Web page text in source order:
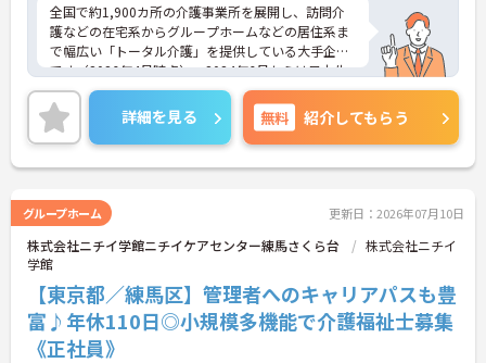
全国で約1,900カ所の介護事業所を展開し、訪問介
護などの在宅系からグループホームなどの居住系ま
で幅広い「トータル介護」を提供している大手企業
です（2026年4月時点）。2024年6月からは日本生
命グループの一員となり、さらに安定した経営基盤
のもとでお客様に安心をお届けしています。職員一
人ひとりの「働きやすさ」と「キャリア」を大切に
する社風が特徴です。福利厚生が非常に充実してお
り、10歳～18歳のお子様を持つ方への「子ども手
「保育利用手当」など、仕事と子育ての両立を強力
にバックアップしています。 また、資格取得を目指
せる支援制度（会社負担やキャッシュバック）が整
っており、スキルアップやキャリアアップ（サービ
ス提供責任者、管理者など）に向けた段階的な研修
も豊富です。日々の頑張りは手当や賃金制度でしっ
かりと評価されるため、高いモチベーションを保ち
ながら長く安心して働ける環境です。
詳細を見る 無料 紹介してもらう
グループホーム 更新日：2026年07月10日
株式会社ニチイ学館ニチイケアセンター練馬さくら台
株式会社ニチイ
学館
【東京都／練馬区】管理者へのキャリアパスも豊
富♪年休110日◎小規模多機能で介護福祉士募集
《正社員》